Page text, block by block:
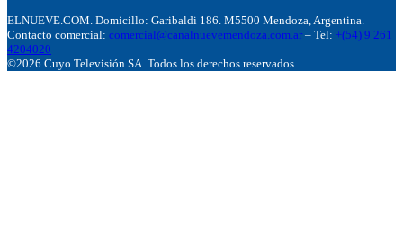
ELNUEVE.COM. Domicillo: Garibaldi 186. M5500 Mendoza, Argentina.
Contacto comercial: comercial@canalnuevemendoza.com.ar – Tel: +(54) 9 261
4204020
©2026 Cuyo Televisión SA. Todos los derechos reservados